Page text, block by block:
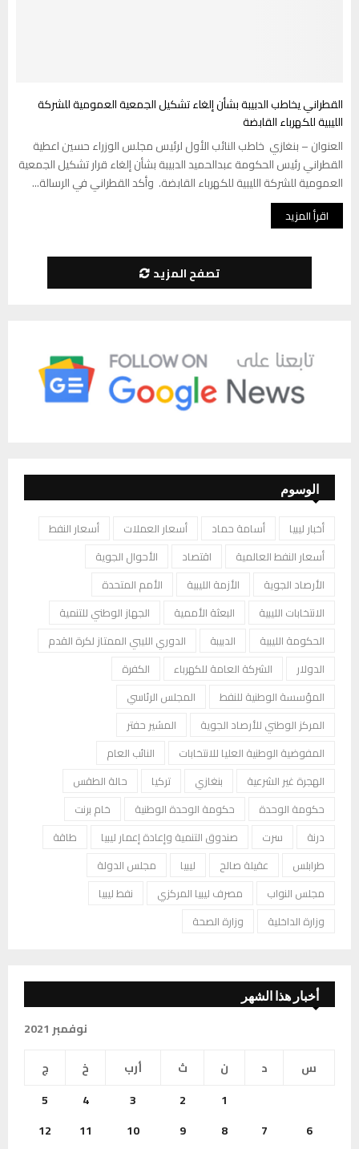
القطراني يخاطب الدبيبة بشأن إلغاء تشكيل الجمعية العمومية للشركة
الليبية للكهرباء القابضة
العنوان – بنغازي خاطب النائب الأول لرئيس مجلس الوزراء حسين اعطية
القطراني رئيس الحكومة عبدالحميد الدبيبة بشأن إلغاء قرار تشكيل الجمعية
العمومية للشركة الليبية للكهرباء القابضة. وأكد القطراني في الرسالة...
اقرأ المزيد
تصفح المزيد
الوسوم
أخبار ليبيا أسامة حماد أسعار العملات
أسعار النفط
أسعار النفط العالمية
اقتصاد
الأحوال الجوية
الأرصاد الجوية
الأزمة الليبية
الأمم المتحدة
الانتخابات الليبية
البعثة الأممية
الجهاز الوطني للتنمية
الحكومة الليبية
الدبيبة
الدوري الليبي الممتاز لكرة القدم
الدولار
الشركة العامة للكهرباء
الكفرة
المؤسسة الوطنية للنفط
المجلس الرئاسي
المركز الوطني للأرصاد الجوية
المشير حفتر
المفوضية الوطنية العليا للانتخابات
النائب العام
الهجرة غير الشرعية
بنغازي تركيا
حالة الطقس
حكومة الوحدة
حكومة الوحدة الوطنية
خام برنت
درنة
سرت صندوق التنمية وإعادة إعمار ليبيا
طاقة
طرابلس
عقيلة صالح ليبيا
مجلس الدولة
مجلس النواب
مصرف ليبيا المركزي
نفط ليبيا
وزارة الداخلية
وزارة الصحة
أخبار هذا الشهر
نوفمبر 2021
س
د ن ث أرب خ
ج
1
2
3
4
5
6
7
8
9
10
11
12